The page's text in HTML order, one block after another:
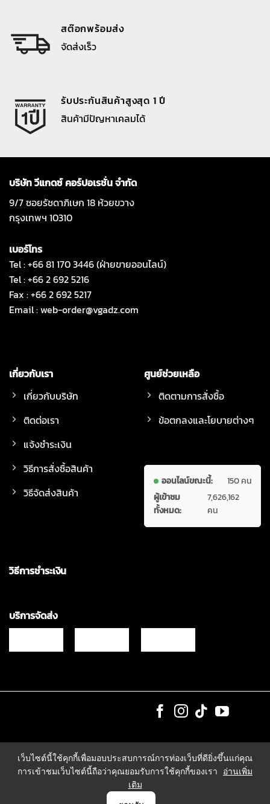
สต๊อกพร้อมส่ง
จัดส่งเร็ว
รับประกันสินค้าสูงสุด 1 ปี
สินค้ามีปัญหาเคลมได้
บริษัท วีแกดซ์ คอร์ปอเรชั่น จำกัด
9/7 ซอยรัชดาภิเษก 18 ห้วยขวาง
กรุงเทพฯ 10310
เบอร์โทร
Tel : +66 81 170 3446 (ฝ่ายขายออนไลน์)
Tel : +66 2 692 5216
Fax : +66 2 692 5217
Email :web-order@vgadz.com
เกี่ยวกับเรา
เกี่ยวกับบริษัท
ติดต่อเรา
แจ้งชำระเงิน
วิธีการสั่งซื้อสินค้า
วิธีจัดส่งสินค้า
ศูนย์ช่วยเหลือ
ติดตามการสั่งซื้อ
ข้อตกลงและโยบายต่างๆ
ออนไลน์ขณะนี้:
150 คน
ผู้เข้าชม
ทั้งหมด:
7,626,162
คน
วิธีการชำระเงิน
บริการจัดส่ง
เว็บไซต์นี้ใช้คุกกี้เพื่อมอบประสบการณ์การท่องเว็บที่ดียิ่งขึ้นแก่คุณ
การเข้าชมเว็บไซต์นี้ถือว่าคุณยอมรับการใช้คุกกี้ของเรา
อ่านเพิ่ม
เติม